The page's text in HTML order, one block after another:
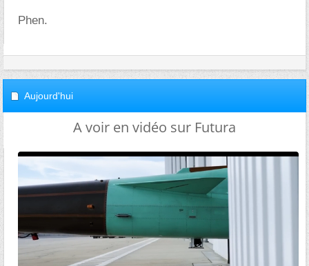
Phen.
Aujourd'hui
A voir en vidéo sur Futura